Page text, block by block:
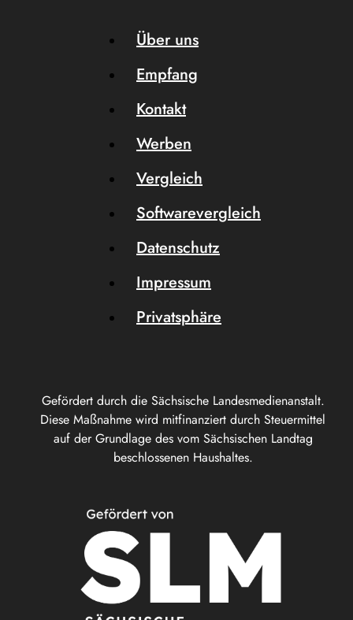
Gefördert durch die Sächsische Landesmedienanstalt.
Diese Maßnahme wird mitfinanziert durch Steuermittel
auf der Grundlage des vom Sächsischen Landtag
beschlossenen Haushaltes.
Über uns
Empfang
Kontakt
Werben
Vergleich
Softwarevergleich
Datenschutz
Impressum
Privatsphäre